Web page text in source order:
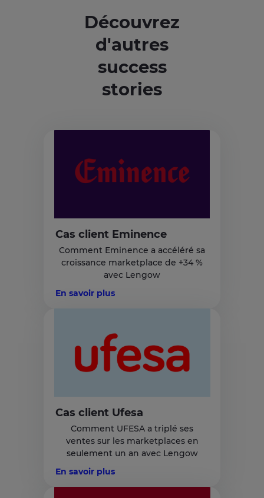
Découvrez
d'autres
success
stories
Cas client Eminence
Comment Eminence a accéléré sa
croissance marketplace de +34 %
avec Lengow
En savoir plus
Cas client Ufesa
Comment UFESA a triplé ses
ventes sur les marketplaces en
seulement un an avec Lengow
En savoir plus